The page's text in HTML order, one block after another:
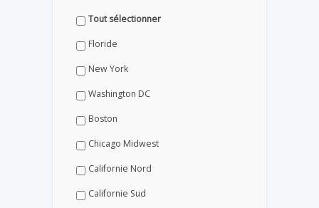
Tout sélectionner
Floride
New York
Washington DC
Boston
Chicago Midwest
Californie Nord
Californie Sud